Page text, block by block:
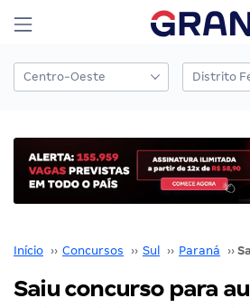
Início ›› Concursos ›› Sul ›› Paraná ››
Saiu concurso para